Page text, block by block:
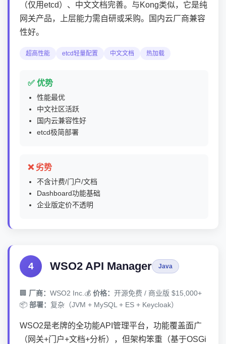
（仅用etcd）、中文文档完善。与Kong类似，它是纯
网关产品，上层能力需自研或采购。国内云厂商兼容
性好。
超高性能 etcd轻量配置 中文文档 热加载
✅ 优势
性能最优
中文社区活跃
国内云兼容性好
etcd极简部署
❌ 劣势
不含计费/门户/文档
Dashboard功能基础
企业版定价不透明
4 WSO2 API Manager Java
🏢 厂商： WSO2 Inc. 💰 价格： 开源免费 / 商业版 $15,000+
📦 部署： 复杂（JVM + MySQL + ES + Keycloak）
WSO2是老牌的全功能API管理平台，功能覆盖面广
（网关+门户+文档+分析），但架构笨重（基于OSGi